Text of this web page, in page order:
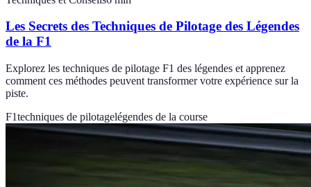
Les Secrets des Techniques de Pilotage des Légendes
de la F1
Explorez les techniques de pilotage F1 des légendes et apprenez
comment ces méthodes peuvent transformer votre expérience sur la
piste.
F1techniques de pilotagelégendes de la course